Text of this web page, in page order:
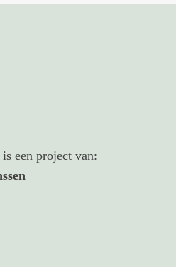
een project van: